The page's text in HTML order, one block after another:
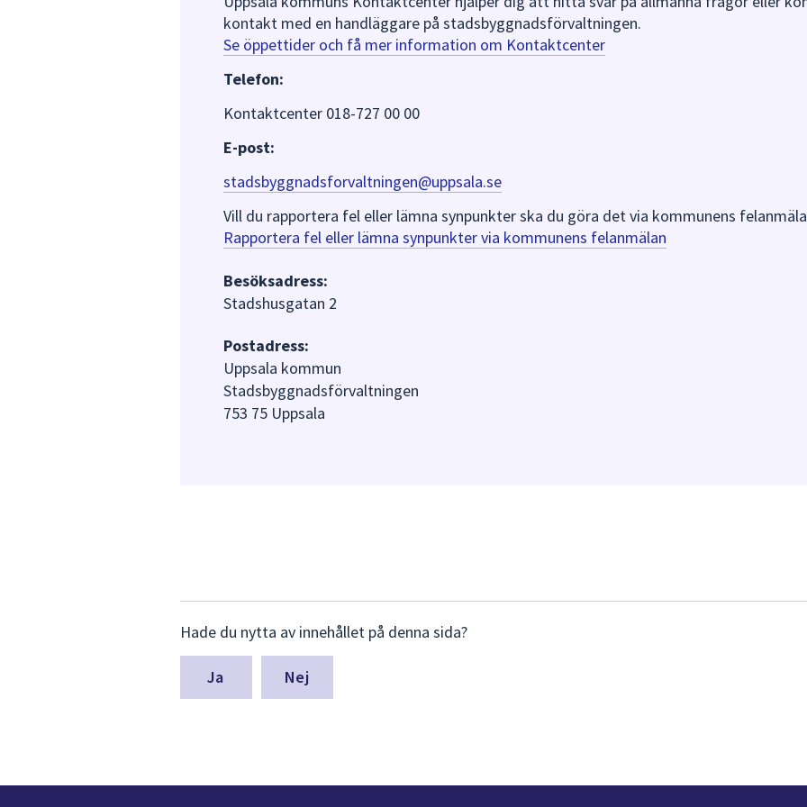
kontakt med en handläggare på stadsbyggnadsförvaltningen.
Se öppettider och få mer information om Kontaktcenter
Telefon:
Kontaktcenter 018-727 00 00
E-post:
stadsbyggnadsforvaltningen@uppsala.se
Vill du rapportera fel eller lämna synpunkter ska du göra det via kommunens
Rapportera fel eller lämna synpunkter via kommunens felanmälan
Besöksadress:
Stadshusgatan 2
Postadress:
Uppsala kommun
Stadsbyggnadsförvaltningen
753 75 Uppsala
synpunkter
för
denna
Hade du nytta av innehållet på denna sida?
Nej